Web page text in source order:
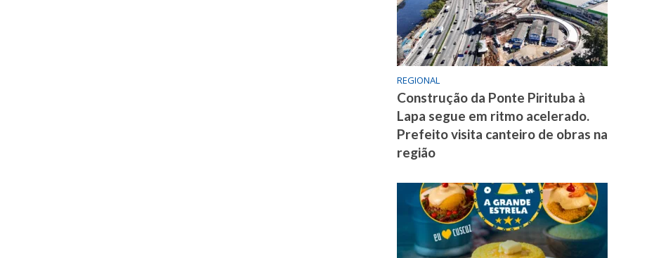
REGIONAL
Construção da Ponte Pirituba à
Lapa segue em ritmo acelerado.
Prefeito visita canteiro de obras na
região